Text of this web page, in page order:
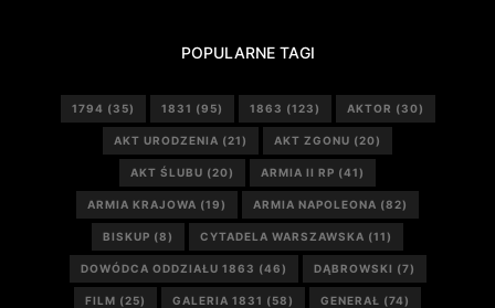
POPULARNE TAGI
1794 (35) 1831 (95) 1863 (123) AKTOR (30)
AKT URODZENIA (21) AKT ZGONU (20)
AKT ŚLUBU (20) ARMIA II RP (41)
ARMIA KRAJOWA (19) ARMIA NAPOLEONA (82)
BISKUP (8) CYTADELA WARSZAWSKA (11)
DOWÓDCA ODDZIAŁU 1863 (46) DĄBROWSKI (7)
FILM (25) GALERIA 1831 (58) GENERAŁ (74)